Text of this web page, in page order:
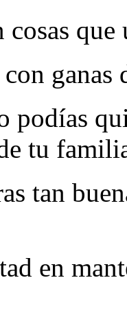
cosas
ganas
podías
tu
tan
en